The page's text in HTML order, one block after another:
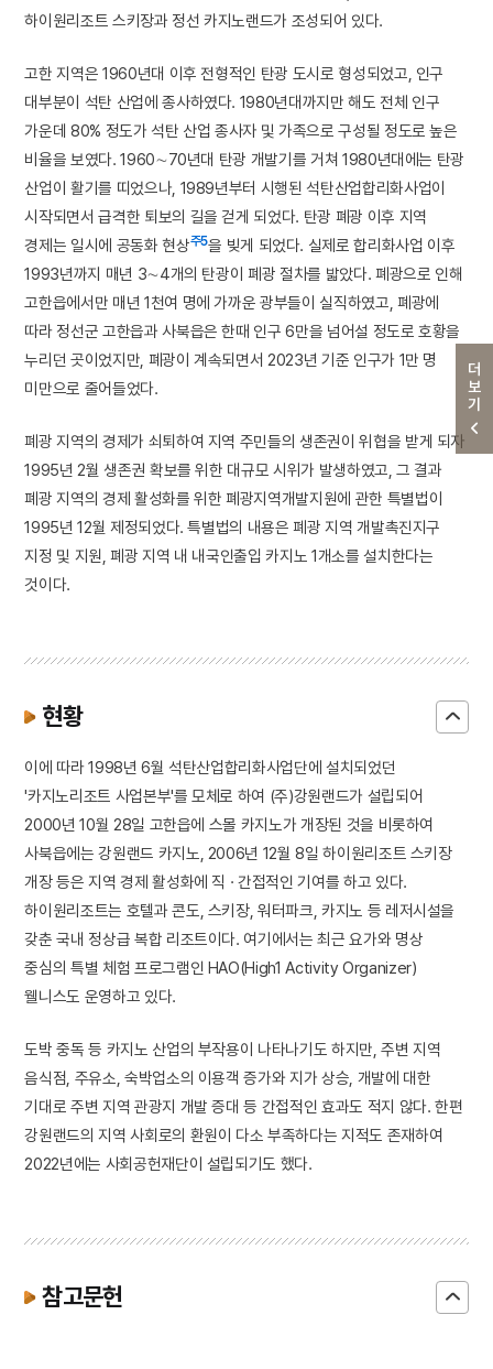
더보기
하이원리조트 스키장과 정선 카지노랜드가 조성되어 있다.
고한 지역은 1960년대 이후 전형적인 탄광 도시로 형성되었고, 인구
대부분이 석탄 산업에 종사하였다. 1980년대까지만 해도 전체 인구
가운데 80% 정도가 석탄 산업 종사자 및 가족으로 구성될 정도로 높은
비율을 보였다. 1960∼70년대 탄광 개발기를 거쳐 1980년대에는 탄광
산업이 활기를 띠었으나, 1989년부터 시행된 석탄산업합리화사업이
시작되면서 급격한 퇴보의 길을 걷게 되었다. 탄광 폐광 이후 지역
경제는 일시에 공동화 현상주5을 빚게 되었다. 실제로 합리화사업 이후
1993년까지 매년 3∼4개의 탄광이 폐광 절차를 밟았다. 폐광으로 인해
고한읍에서만 매년 1천여 명에 가까운 광부들이 실직하였고, 폐광에
따라 정선군 고한읍과 사북읍은 한때 인구 6만을 넘어설 정도로 호황을
누리던 곳이었지만, 폐광이 계속되면서 2023년 기준 인구가 1만 명
미만으로 줄어들었다.
폐광 지역의 경제가 쇠퇴하여 지역 주민들의 생존권이 위협을 받게 되자
1995년 2월 생존권 확보를 위한 대규모 시위가 발생하였고, 그 결과
폐광 지역의 경제 활성화를 위한 폐광지역개발지원에 관한 특별법이
1995년 12월 제정되었다. 특별법의 내용은 폐광 지역 개발촉진지구
지정 및 지원, 폐광 지역 내 내국인출입 카지노 1개소를 설치한다는
것이다.
현황
이에 따라 1998년 6월 석탄산업합리화사업단에 설치되었던
'카지노리조트 사업본부'를 모체로 하여 (주)강원랜드가 설립되어
2000년 10월 28일 고한읍에 스몰 카지노가 개장된 것을 비롯하여
사북읍에는 강원랜드 카지노, 2006년 12월 8일 하이원리조트 스키장
개장 등은 지역 경제 활성화에 직 · 간접적인 기여를 하고 있다.
하이원리조트는 호텔과 콘도, 스키장, 워터파크, 카지노 등 레저시설을
갖춘 국내 정상급 복합 리조트이다. 여기에서는 최근 요가와 명상
중심의 특별 체험 프로그램인 HAO(High1 Activity Organizer)
웰니스도 운영하고 있다.
도박 중독 등 카지노 산업의 부작용이 나타나기도 하지만, 주변 지역
음식점, 주유소, 숙박업소의 이용객 증가와 지가 상승, 개발에 대한
기대로 주변 지역 관광지 개발 증대 등 간접적인 효과도 적지 않다. 한편
강원랜드의 지역 사회로의 환원이 다소 부족하다는 지적도 존재하여
2022년에는 사회공헌재단이 설립되기도 했다.
참고문헌